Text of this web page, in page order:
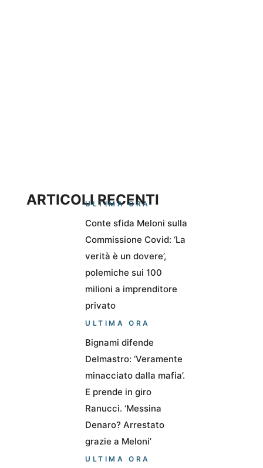
ARTICOLI RECENTI
ULTIMA ORA
Conte sfida Meloni sulla
Commissione Covid: ‘La
verità è un dovere’,
polemiche sui 100
milioni a imprenditore
privato
ULTIMA ORA
Bignami difende
Delmastro: ‘Veramente
minacciato dalla mafia’.
E prende in giro
Ranucci. ‘Messina
Denaro? Arrestato
grazie a Meloni’
ULTIMA ORA